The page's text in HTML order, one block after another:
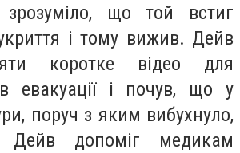
що той встиг
і тому вижив. Дейв
коротке відео для
евакуації і почув, що у
поруч з яким вибухнуло,
допоміг медикам